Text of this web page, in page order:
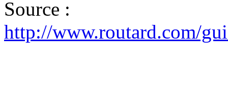
Source :
http://www.routard.com/